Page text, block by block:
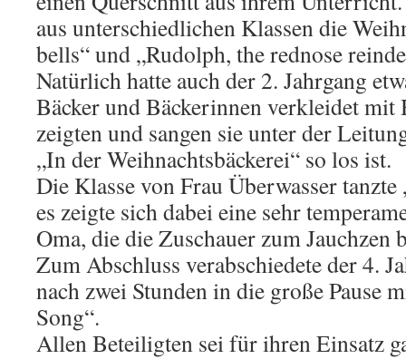
aus unterschiedlichen Klassen die
bells“ und „Rudolph, the rednose
Natürlich hatte auch der 2. Jahrgang
Bäcker und Bäckerinnen verkleidet mit
zeigten und sangen sie unter der
„In der Weihnachtsbäckerei“ so los ist.
Die Klasse von Frau Überwasser
es zeigte sich dabei eine sehr
Oma, die die Zuschauer zum Jauchzen
Zum Abschluss verabschiedete der 4.
nach zwei Stunden in die große Pause
Song“.
Allen Beteiligten sei für ihren Einsatz